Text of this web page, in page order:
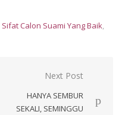
Sifat Calon Suami Yang Baik,
Next Post
HANYA SEMBUR
SEKALI, SEMINGGU